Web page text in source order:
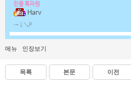
린클 특파원
Harv
→↓↘P
메뉴 인장보기
목록 본문 이전